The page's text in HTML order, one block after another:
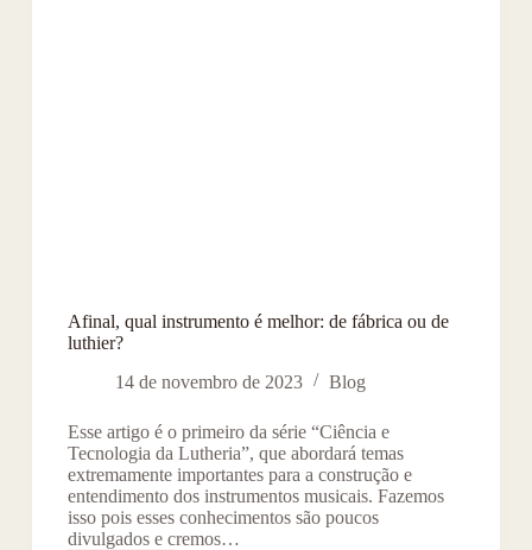
Afinal, qual instrumento é melhor: de fábrica ou de
luthier?
14 de novembro de 2023
Blog
Esse artigo é o primeiro da série “Ciência e
Tecnologia da Lutheria”, que abordará temas
extremamente importantes para a construção e
entendimento dos instrumentos musicais. Fazemos
isso pois esses conhecimentos são poucos
divulgados e cremos…